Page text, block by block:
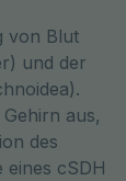
von Blut
und der
aus,
des
cSDH